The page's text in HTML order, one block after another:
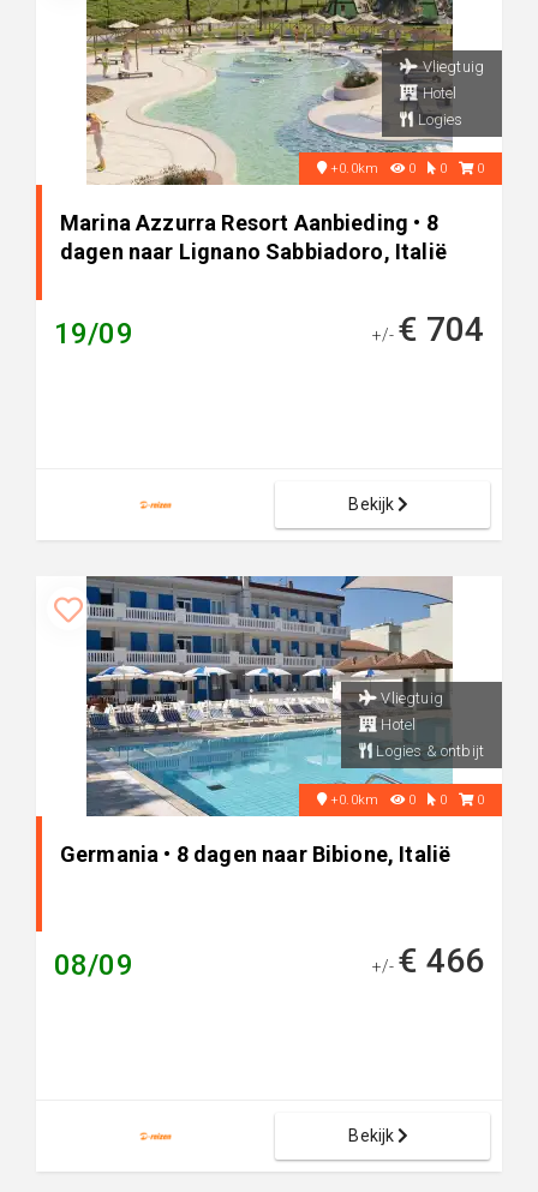
Vliegtuig
Hotel
Logies
+0.0km 0 0 0
Marina Azzurra Resort Aanbieding • 8
dagen naar Lignano Sabbiadoro, Italië
19/09 +/- € 704
Bekijk
Vliegtuig
Hotel
Logies & ontbijt
+0.0km 0 0 0
Germania • 8 dagen naar Bibione, Italië
08/09 +/- € 466
Bekijk